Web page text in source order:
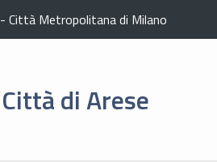
- Città Metropolitana di Milano
Città di Arese